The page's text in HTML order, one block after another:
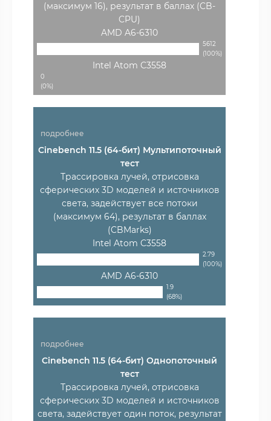
(максимум 16), результат в баллах (CB-
CPU)
AMD A6-6310
5612
(100%)
Intel Atom C3558
0
(0%)
подробнее
Cinebench 11.5 (64-бит) Мультипоточный
тест
Трассировка лучей, отрисовка
сферических 3D моделей и источников
света, задействует все потоки
(максимум 64), результат в баллах
(CBMarks)
Intel Atom C3558
2.79
(100%)
AMD A6-6310
1.9
(68%)
подробнее
Cinebench 11.5 (64-бит) Однопоточный
тест
Трассировка лучей, отрисовка
сферических 3D моделей и источников
света, задействует один поток, результат